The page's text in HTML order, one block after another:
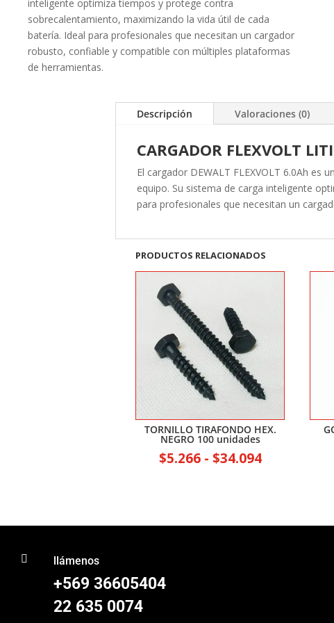
inteligente optimiza tiempos y protege contra
sobrecalentamiento, maximizando la vida útil de cada
batería. Ideal para profesionales que necesitan un cargador
robusto, confiable y compatible con múltiples plataformas
de herramientas.
Descripción Valoraciones (0)
CARGADOR FLEXVOLT
El cargador DEWALT FLEXVOLT 6.0Ah es
equipo. Su sistema de carga inteligente
para profesionales que necesitan un
PRODUCTOS RELACIONADOS
TORNILLO TIRAFONDO HEX.
NEGRO 100 unidades
$5.266 - $34.094Rango
$5.266
 llámenos
+569 36605404
22 635 0074